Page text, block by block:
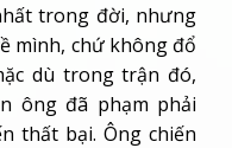
trong đời, nhưng
mình, chứ không đổ
dù trong trận đó,
ông đã phạm phải
thất bại. Ông chiến